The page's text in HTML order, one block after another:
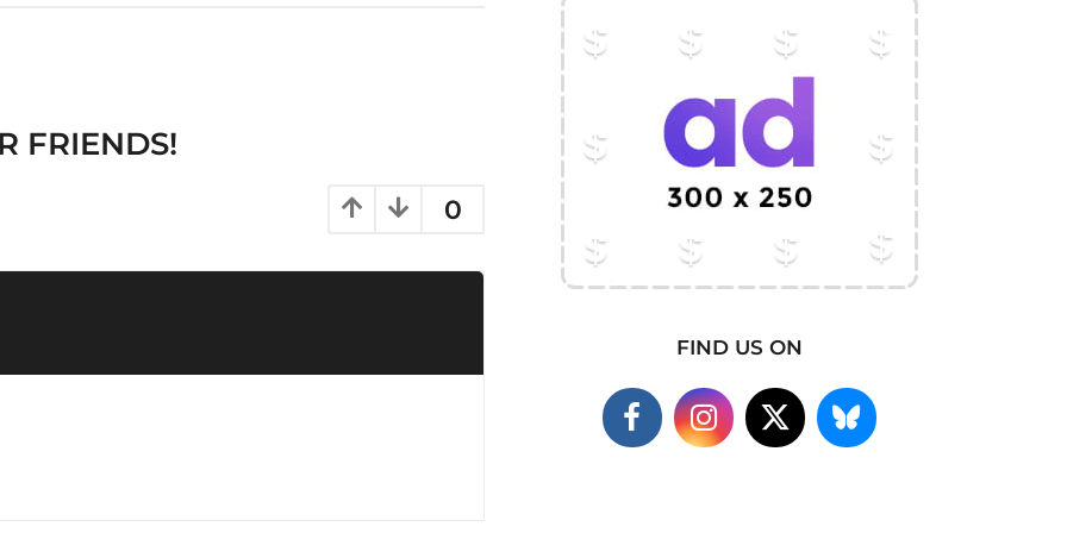
FRIENDS!
0
FIND US ON